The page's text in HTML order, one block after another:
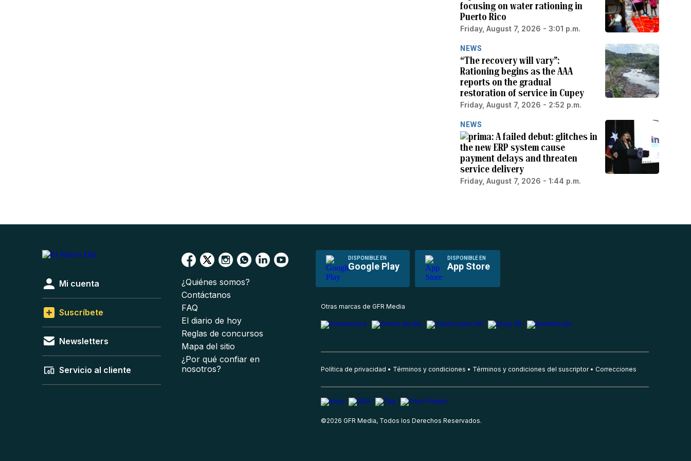
focusing on water rationing in
Puerto Rico
Friday, August 7, 2026 - 3:01 p.m.
NEWS
“The recovery will vary”:
Rationing begins as the AAA
reports on the gradual
restoration of service in Cupey
Friday, August 7, 2026 - 2:52 p.m.
NEWS
A failed debut: glitches in
the new ERP system cause
payment delays and threaten
service delivery
Friday, August 7, 2026 - 1:44 p.m.
DISPONIBLE EN
Google Play
DISPONIBLE EN
App Store
Mi cuenta
Suscríbete
Newsletters
Servicio al cliente
¿Quiénes somos?
Contáctanos
FAQ
El diario de hoy
Reglas de concursos
Mapa del sitio
¿Por qué confiar en
nosotros?
Otras marcas de GFR Media
Política de privacidad Términos y condiciones Términos y condiciones del suscriptor Correcciones
©2026 GFR Media, Todos los Derechos Reservados.